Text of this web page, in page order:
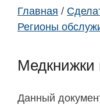
Главная /
Регионы
Данный